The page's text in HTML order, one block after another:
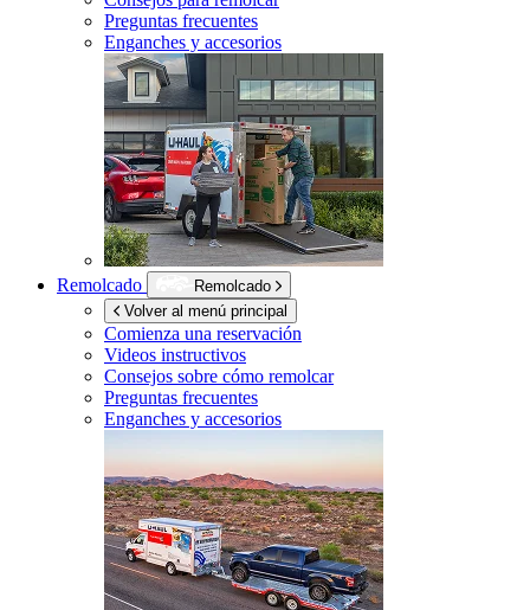
Preguntas frecuentes
Enganches y accesorios
Remolcado
Remolcado
Volver al menú principal
Comienza una reservación
Videos instructivos
Consejos sobre cómo remolcar
Preguntas frecuentes
Enganches y accesorios